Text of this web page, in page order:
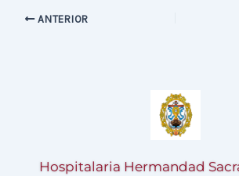
ANTERIOR
Hospitalaria Hermandad